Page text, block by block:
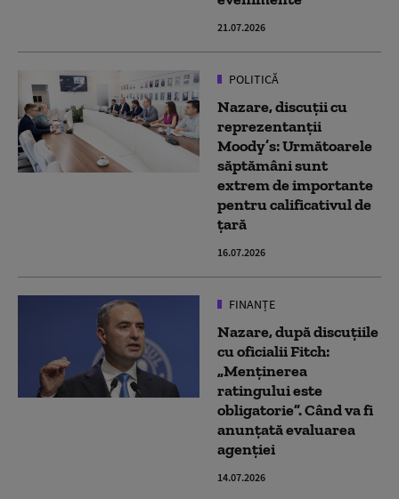
21.07.2026
POLITICĂ
Nazare, discuții cu
reprezentanții
Moody’s: Următoarele
săptămâni sunt
extrem de importante
pentru calificativul de
țară
16.07.2026
FINANȚE
Nazare, după discuţiile
cu oficialii Fitch:
„Menţinerea
ratingului este
obligatorie”. Când va fi
anunțată evaluarea
agenției
14.07.2026